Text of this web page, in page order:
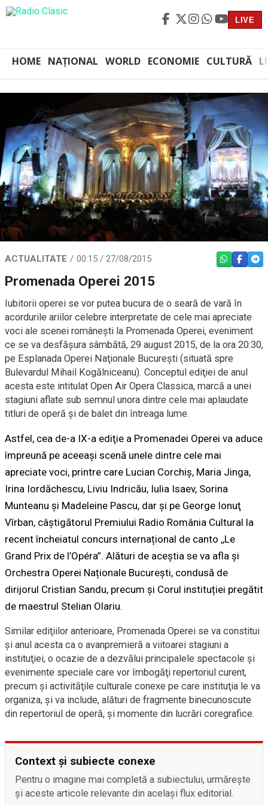
LIVE
HOME NAȚIONAL WORLD ECONOMIE CULTURĂ
ACTUALITATE 00:15 / 27/08/2015 WHATSAPP
Promenada Operei 2015
Iubitorii operei se vor putea bucura de o seară de vară în
acordurile ariilor celebre interpretate de cele mai apreciate
voci ale scenei româneşti la Promenada Operei, eveniment
ce se va desfăşura sâmbătă, 29 august 2015, de la ora 20:30,
pe Esplanada Operei Naţionale Bucureşti (situată spre
Bulevardul Mihail Kogălniceanu). Conceptul ediţiei de anul
acesta este intitulat Open Air Opera Classica, marcă a unei
stagiuni aflate sub semnul unora dintre cele mai aplaudate
titluri de operă şi de balet din întreaga lume.
Astfel, cea de-a IX-a ediţie a Promenadei Operei va aduce
împreună pe aceeaşi scenă unele dintre cele mai
apreciate voci, printre care Lucian Corchiş, Maria Jinga,
Irina Iordăchescu, Liviu Indricău, Iulia Isaev, Sorina
Munteanu şi Madeleine Pascu, dar și pe George Ionuţ
Vîrban, câștigătorul Premiului Radio România Cultural la
recent încheiatul concurs internațional de canto ,,Le
Grand Prix de l’Opéra”. Alături de aceștia se va afla și
Orchestra Operei Naționale București, condusă de
dirijorul Cristian Sandu, precum și Corul instituției pregătit
de maestrul Stelian Olariu.
Similar ediţiilor anterioare, Promenada Operei se va constitui
şi anul acesta ca o avanpremieră a viitoarei stagiuni a
instituţiei, o ocazie de a dezvălui principalele spectacole şi
evenimente speciale care vor îmbogăţi repertoriul curent,
precum şi activităţile culturale conexe pe care instituţia le va
organiza, și va include, alături de fragmente binecunoscute
din repertoriul de operă, şi momente din lucrări coregrafice.
Context și subiecte conexe
Pentru o imagine mai completă a subiectului, urmărește
și aceste articole relevante din același flux editorial.